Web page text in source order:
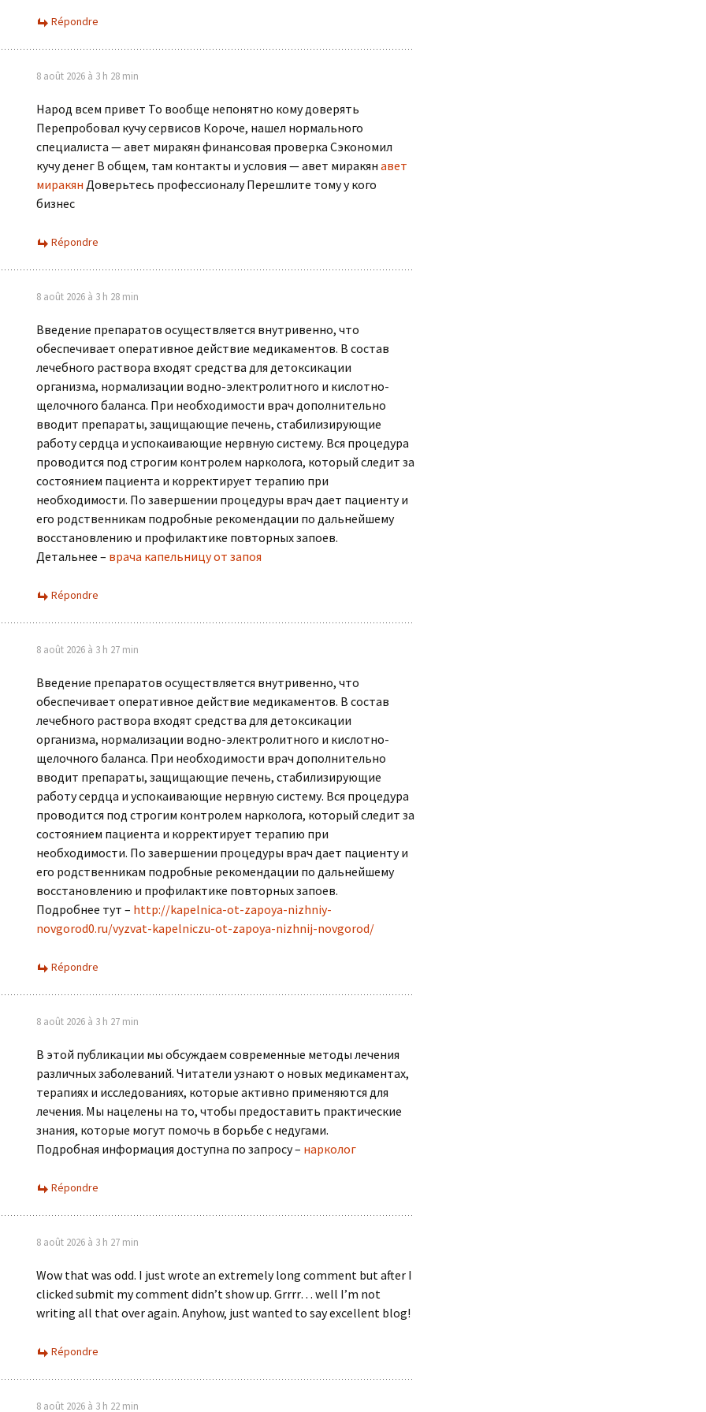
Répondre
8 août 2026 à 3 h 28 min
Народ всем привет То вообще непонятно кому доверять
Перепробовал кучу сервисов Короче, нашел нормального
специалиста — авет миракян финансовая проверка Сэкономил
кучу денег В общем, там контакты и условия — авет миракян авет
миракян Доверьтесь профессионалу Перешлите тому у кого
бизнес
Répondre
8 août 2026 à 3 h 28 min
Введение препаратов осуществляется внутривенно, что
обеспечивает оперативное действие медикаментов. В состав
лечебного раствора входят средства для детоксикации
организма, нормализации водно-электролитного и кислотно-
щелочного баланса. При необходимости врач дополнительно
вводит препараты, защищающие печень, стабилизирующие
работу сердца и успокаивающие нервную систему. Вся процедура
проводится под строгим контролем нарколога, который следит за
состоянием пациента и корректирует терапию при
необходимости. По завершении процедуры врач дает пациенту и
его родственникам подробные рекомендации по дальнейшему
восстановлению и профилактике повторных запоев.
Детальнее – врача капельницу от запоя
Répondre
8 août 2026 à 3 h 27 min
Введение препаратов осуществляется внутривенно, что
обеспечивает оперативное действие медикаментов. В состав
лечебного раствора входят средства для детоксикации
организма, нормализации водно-электролитного и кислотно-
щелочного баланса. При необходимости врач дополнительно
вводит препараты, защищающие печень, стабилизирующие
работу сердца и успокаивающие нервную систему. Вся процедура
проводится под строгим контролем нарколога, который следит за
состоянием пациента и корректирует терапию при
необходимости. По завершении процедуры врач дает пациенту и
его родственникам подробные рекомендации по дальнейшему
восстановлению и профилактике повторных запоев.
Подробнее тут – http://kapelnica-ot-zapoya-nizhniy-
novgorod0.ru/vyzvat-kapelniczu-ot-zapoya-nizhnij-novgorod/
Répondre
8 août 2026 à 3 h 27 min
В этой публикации мы обсуждаем современные методы лечения
различных заболеваний. Читатели узнают о новых медикаментах,
терапиях и исследованиях, которые активно применяются для
лечения. Мы нацелены на то, чтобы предоставить практические
знания, которые могут помочь в борьбе с недугами.
Подробная информация доступна по запросу – нарколог
Répondre
8 août 2026 à 3 h 27 min
Wow that was odd. I just wrote an extremely long comment but after I
clicked submit my comment didn’t show up. Grrrr… well I’m not
writing all that over again. Anyhow, just wanted to say excellent blog!
Répondre
8 août 2026 à 3 h 22 min